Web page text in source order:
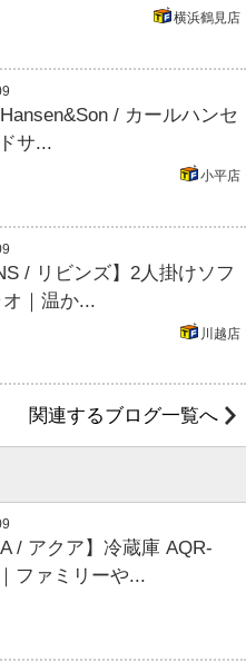
横浜鶴見店
Hansen&Son / カールハンセ
サ...
小平店
/ リビンズ】2人掛けソフ
オ｜温か...
川越店
関連するブログ一覧へ
/ アクア】冷蔵庫 AQR-
ファミリーや...